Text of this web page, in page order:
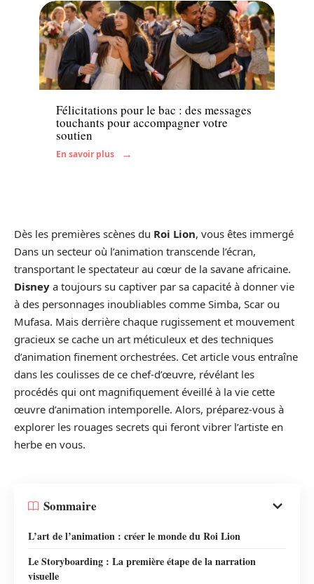
Actu
Félicitations pour le bac : des messages
touchants pour accompagner votre
soutien
En savoir plus
Dès les premières scènes du Roi Lion, vous êtes immergé
Dans un secteur où l’animation transcende l’écran,
transportant le spectateur au cœur de la savane africaine.
Disney a toujours su captiver par sa capacité à donner vie
à des personnages inoubliables comme Simba, Scar ou
Mufasa. Mais derrière chaque rugissement et mouvement
gracieux se cache un art méticuleux et des techniques
d’animation finement orchestrées. Cet article vous entraîne
dans les coulisses de ce chef-d’œuvre, révélant les
procédés qui ont magnifiquement éveillé à la vie cette
œuvre d’animation intemporelle. Alors, préparez-vous à
explorer les rouages secrets qui feront vibrer l’artiste en
herbe en vous.
Sommaire
L’art de l’animation : créer le monde du Roi Lion
Le Storyboarding : La première étape de la narration
visuelle